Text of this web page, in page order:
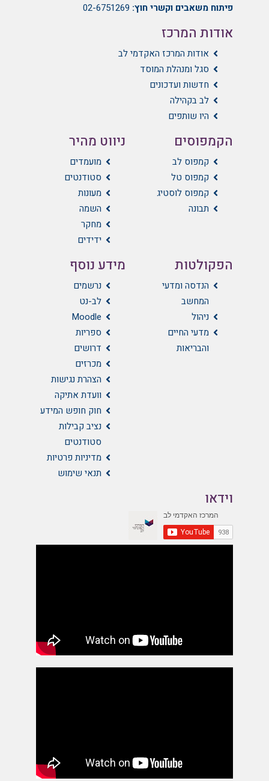
פיתוח משאבים וקשרי חוץ: 02-6751269
אודות המרכז
אודות המרכז האקדמי לב
סגל ומנהלת המוסד
חדשות ועדכונים
לב בקהילה
היו שותפים
הקמפוסים
קמפוס לב
קמפוס טל
קמפוס לוסטיג
תבונה
הפקולטות
הנדסה ומדעי
המחשב
ניהול
מדעי החיים
והבריאות
ניווט מהיר
מועמדים
סטודנטים
מעונות
השמה
מחקר
ידידים
מידע נוסף
נרשמים
לב-נט
Moodle
ספריות
דרושים
מכרזים
הצהרת נגישות
וועדת אתיקה
חוק חופש המידע
נציב קבילות
סטודנטים
מדיניות פרטיות
תנאי שימוש
וידאו